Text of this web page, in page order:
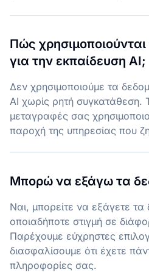
Πώς
για την εκπαίδευση AI;
Δεν χρησιμοποιούμε τα
AI χωρίς ρητή συγκατάθεση.
μεταγραφές σας
παροχή της υπηρεσίας που
Μπορώ να εξάγω τα
Ναι, μπορείτε να εξάγετε
οποιαδήποτε στιγμή σε
Παρέχουμε εύχρηστες
διασφαλίσουμε ότι έχετε
πληροφορίες σας.